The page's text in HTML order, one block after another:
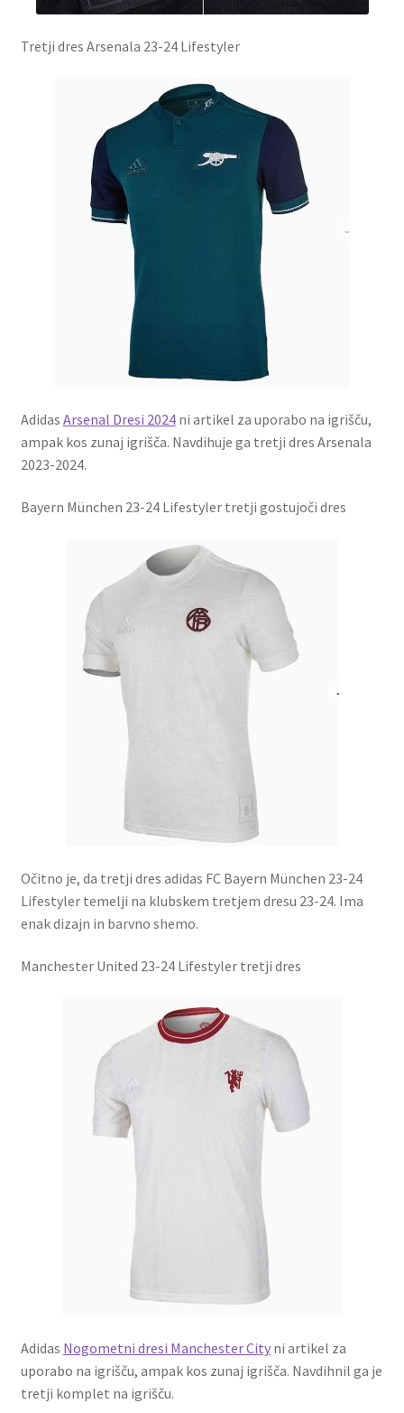
Tretji dres Arsenala 23-24 Lifestyler
Adidas Arsenal Dresi 2024ni artikel za uporabo na igrišču,
ampak kos zunaj igrišča. Navdihuje ga tretji dres Arsenala
2023-2024.
Bayern München 23-24 Lifestyler tretji gostujoči dres
Očitno je, da tretji dres adidas FC Bayern München 23-24
Lifestyler temelji na klubskem tretjem dresu 23-24. Ima
enak dizajn in barvno shemo.
Manchester United 23-24 Lifestyler tretji dres
Adidas Nogometni dresi Manchester Cityni artikel za
uporabo na igrišču, ampak kos zunaj igrišča. Navdihnil ga je
tretji komplet na igrišču.